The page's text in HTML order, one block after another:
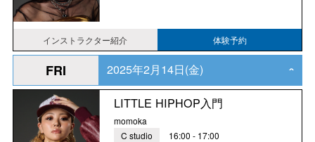
インストラクター紹介 体験予約
FRI 2025年2月14日(金) ‹
LITTLE HIPHOP入門
momoka
C studio
16:00 - 17:00